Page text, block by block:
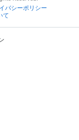
バシーポリシー
て